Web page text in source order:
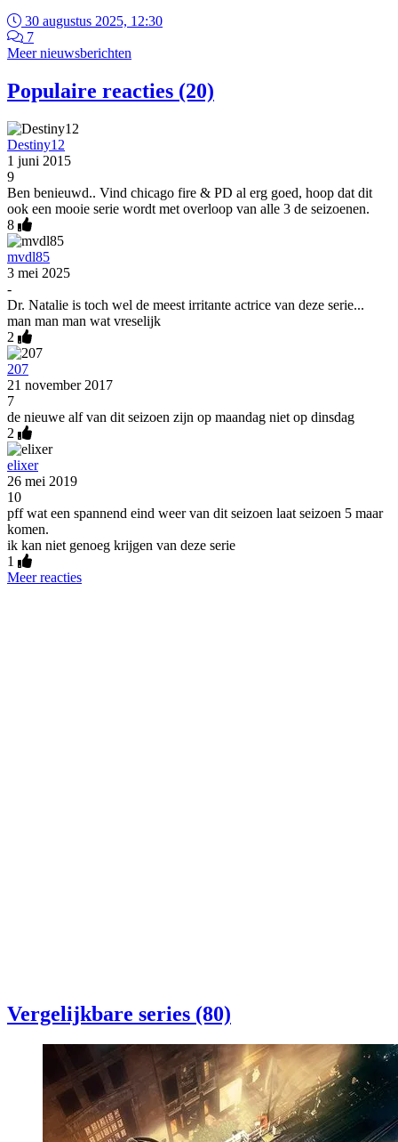
30 augustus 2025, 12:30
7
Meer nieuwsberichten
Populaire reacties (20)
Destiny12
1 juni 2015
9
Ben benieuwd.. Vind chicago fire & PD al erg goed, hoop dat dit
ook een mooie serie wordt met overloop van alle 3 de seizoenen.
8
mvdl85
3 mei 2025
-
Dr. Natalie is toch wel de meest irritante actrice van deze serie...
man man man wat vreselijk
2
207
21 november 2017
7
de nieuwe alf van dit seizoen zijn op maandag niet op dinsdag
2
elixer
26 mei 2019
10
pff wat een spannend eind weer van dit seizoen laat seizoen 5 maar
komen.
ik kan niet genoeg krijgen van deze serie
1
Meer reacties
Vergelijkbare series (80)